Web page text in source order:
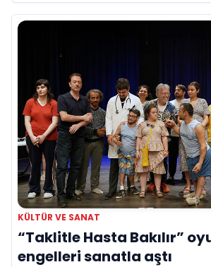
yerini aldı
KÜLTÜR VE SANAT
“Taklitle Hasta Bakılır”
engelleri sanatla aştı